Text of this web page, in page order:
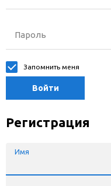
Пароль
Запомнить меня
Войти
Регистрация
Имя